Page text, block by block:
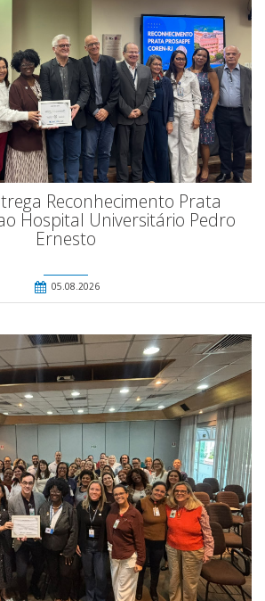
Reconhecimento Prata
ao Hospital Universitário Pedro
Ernesto
05.08.2026